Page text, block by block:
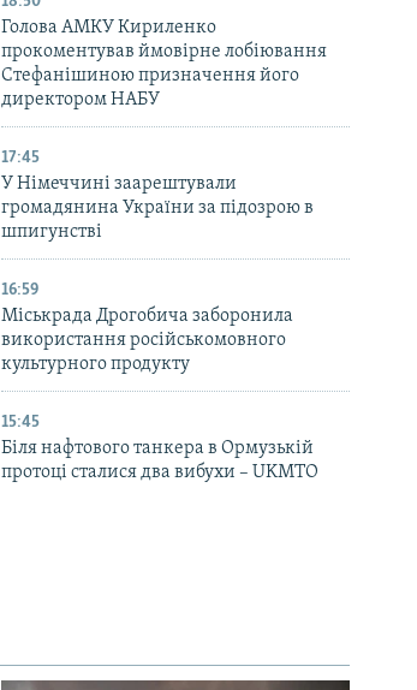
Голова АМКУ Кириленко
прокоментував ймовірне лобіювання
Стефанішиною призначення його
директором НАБУ
17:45
У Німеччині заарештували
громадянина України за підозрою в
шпигунстві
16:59
Міськрада Дрогобича заборонила
використання російськомовного
культурного продукту
15:45
Біля нафтового танкера в Ормузькій
протоці сталися два вибухи – UKMTO